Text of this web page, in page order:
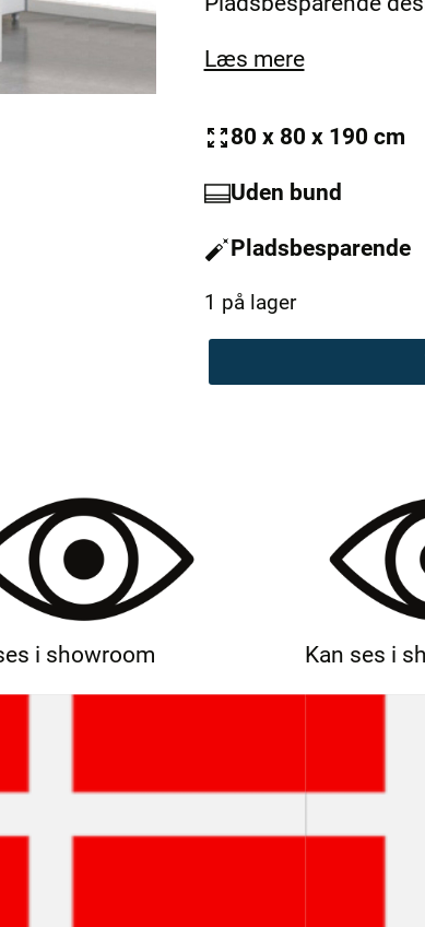
3.595,00 kr..
1.195,00 kr..
Læs mere
80 x 80 x 190 cm
Uden bund
Pladsbesparende
1 på lager
i showroom Kan ses i